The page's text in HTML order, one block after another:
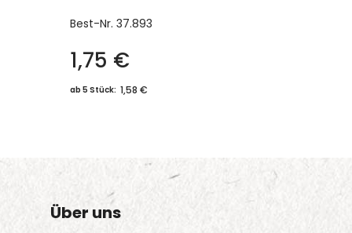
Best-Nr. 37.893
1,75 €
ab 5 Stück: 1,58 €
Über uns